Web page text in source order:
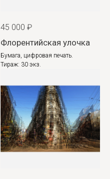
45 000 ₽
Флорентийская улочка
Бумага, цифровая печать.
Тираж: 30 экз.